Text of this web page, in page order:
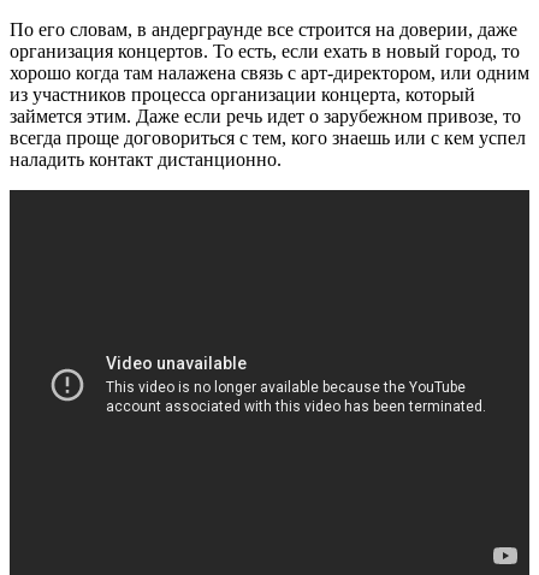
По его словам, в андерграунде все строится на доверии, даже
организация концертов. То есть, если ехать в новый город, то
хорошо когда там налажена связь с арт-директором, или одним
из участников процесса организации концерта, который
займется этим. Даже если речь идет о зарубежном привозе, то
всегда проще договориться с тем, кого знаешь или с кем успел
наладить контакт дистанционно.